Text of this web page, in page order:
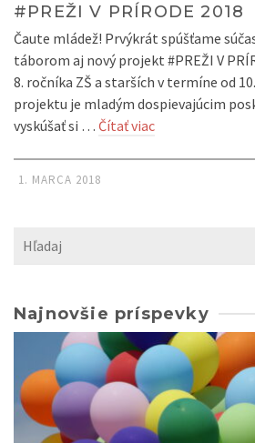
#PREŽI V PRÍRODE 2018
Čaute mládež! Prvýkrát spúšťame
táborom aj nový projekt #PREŽI V
8. ročníka ZŠ a starších v termíne od
projektu je mladým dospievajúcim
vyskúšať si … Čítať viac
1. MARCA 2018
Search
Najnovšie príspevky